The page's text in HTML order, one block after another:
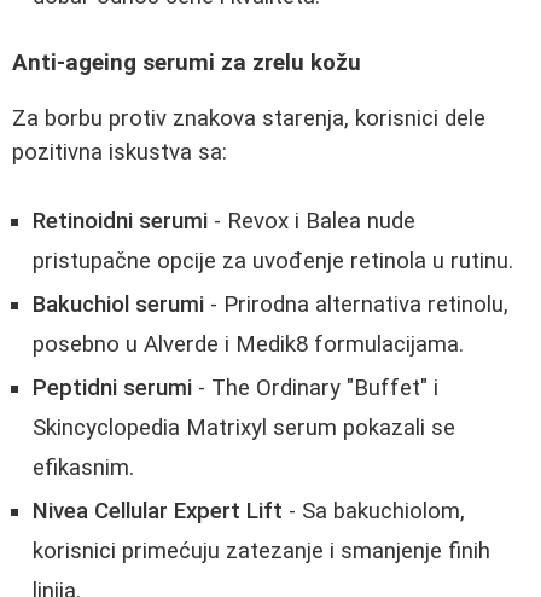
Anti-ageing serumi za zrelu kožu
Za borbu protiv znakova starenja, korisnici dele
pozitivna iskustva sa:
Retinoidni serumi - Revox i Balea nude
pristupačne opcije za uvođenje retinola u rutinu.
Bakuchiol serumi - Prirodna alternativa retinolu,
posebno u Alverde i Medik8 formulacijama.
Peptidni serumi - The Ordinary "Buffet" i
Skincyclopedia Matrixyl serum pokazali se
efikasnim.
Nivea Cellular Expert Lift - Sa bakuchiolom,
korisnici primećuju zatezanje i smanjenje finih
linija.